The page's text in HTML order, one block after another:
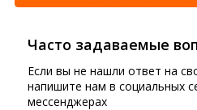
Часто задаваемые
Если вы не нашли ответ на
напишите нам в социальных
мессенджерах